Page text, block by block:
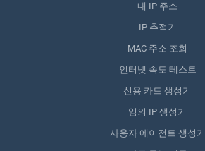
내 IP 주소
IP 추적기
MAC 주소 조회
인터넷 속도 테스트
신용 카드 생성기
임의 IP 생성기
사용자 에이전트 생성기